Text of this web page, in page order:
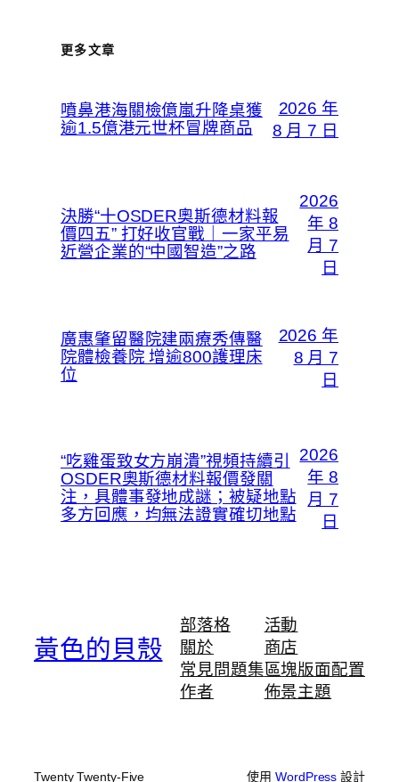
更多文章
噴鼻港海關檢億嵐升降桌獲
逾1.5億港元世杯冒牌商品
2026 年
8 月 7 日
決勝“十OSDER奧斯德材料報
價四五” 打好收官戰｜一家平易
近營企業的“中國智造”之路
2026
年 8
月 7
日
廣惠肇留醫院建兩療秀傳醫
院體檢養院 增逾800護理床
位
2026 年
8 月 7
日
“吃雞蛋致女方崩潰”視頻持續引
OSDER奧斯德材料報價發關
注，具體事發地成謎；被疑地點
多方回應，均無法證實確切地點
2026
年 8
月 7
日
黃色的貝殼
部落格
關於
常見問題集
作者
活動
商店
區塊版面配置
佈景主題
Twenty Twenty-Five 使用WordPress 設計